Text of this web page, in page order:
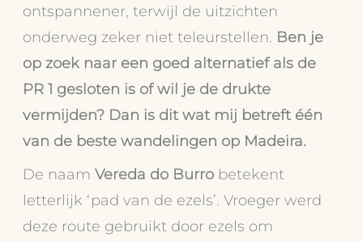
ontspannener, terwijl de uitzichten
onderweg zeker niet teleurstellen. Ben je
op zoek naar een goed alternatief als de
PR 1 gesloten is of wil je de drukte
vermijden? Dan is dit wat mij betreft één
van de beste wandelingen op Madeira.
De naamVereda do Burro betekent
letterlijk ‘pad van de ezels’. Vroeger werd
deze route gebruikt door ezels om